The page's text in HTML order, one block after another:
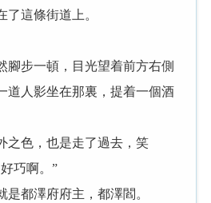
這條街道上。
步一頓，目光望着前方右側
道人影坐在那裏，提着一個酒
色，也是走了過去，笑
巧啊。”
都澤府府主，都澤閻。